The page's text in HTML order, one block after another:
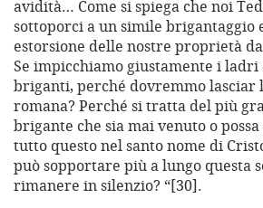
avidità… Come si spiega che noi
sottoporci a un simile brigantaggio
estorsione delle nostre proprietà
Se impicchiamo giustamente i
briganti, perché dovremmo lasciar
romana? Perché si tratta del più
brigante che sia mai venuto o
tutto questo nel santo nome di
può sopportare più a lungo questa
rimanere in silenzio? “[30].